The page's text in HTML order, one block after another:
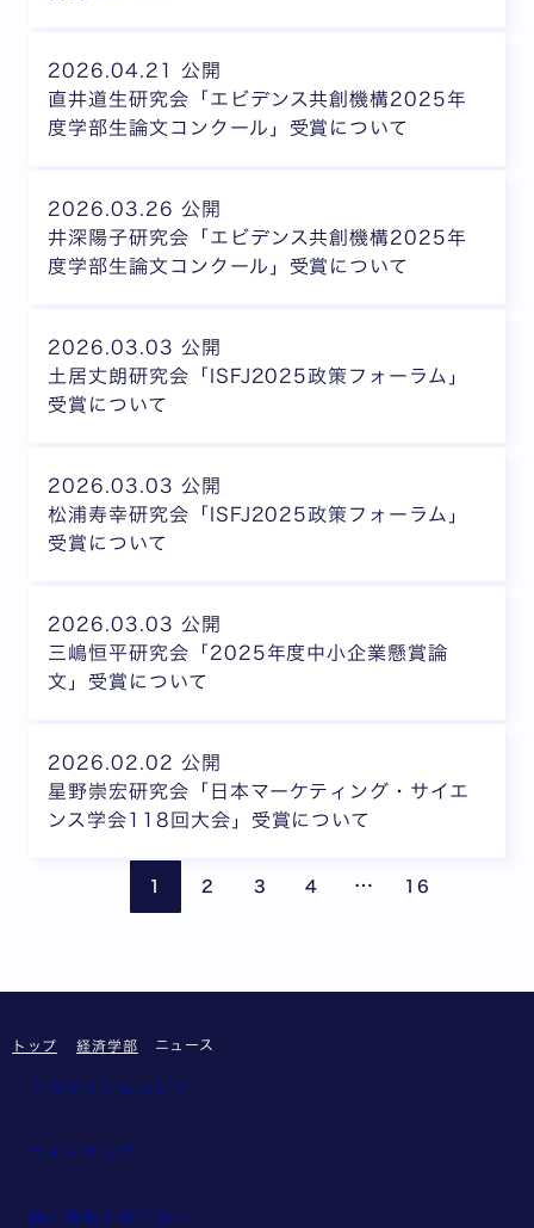
2026.04.21 公開
直井道生研究会「エビデンス共創機構2025年
度学部生論文コンクール」受賞について
2026.03.26 公開
井深陽子研究会「エビデンス共創機構2025年
度学部生論文コンクール」受賞について
2026.03.03 公開
土居丈朗研究会「ISFJ2025政策フォーラム」
受賞について
2026.03.03 公開
松浦寿幸研究会「ISFJ2025政策フォーラム」
受賞について
2026.03.03 公開
三嶋恒平研究会「2025年度中小企業懸賞論
文」受賞について
2026.02.02 公開
星野崇宏研究会「日本マーケティング・サイエ
ンス学会118回大会」受賞について
1 2 3 4 … 16
トップ 経済学部 ニュース
このサイトについて
サイトマップ
個人情報の取り扱い